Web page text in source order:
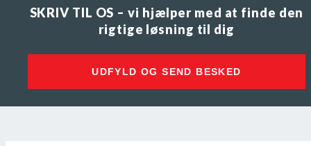
SKRIV TIL OS – vi hjælper med at finde den
rigtige løsning til dig
UDFYLD OG SEND BESKED